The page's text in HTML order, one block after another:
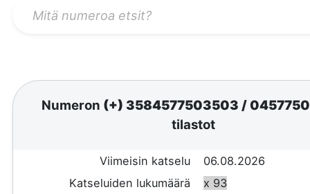
Numeron (+) 3584577503503 /
tilastot
Viimeisin katselu
06.08.2026
Katseluiden lukumäärä
x 93